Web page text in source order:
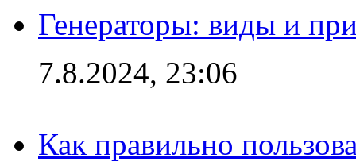
Генераторы: виды и
7.8.2024, 23:06
Как правильно